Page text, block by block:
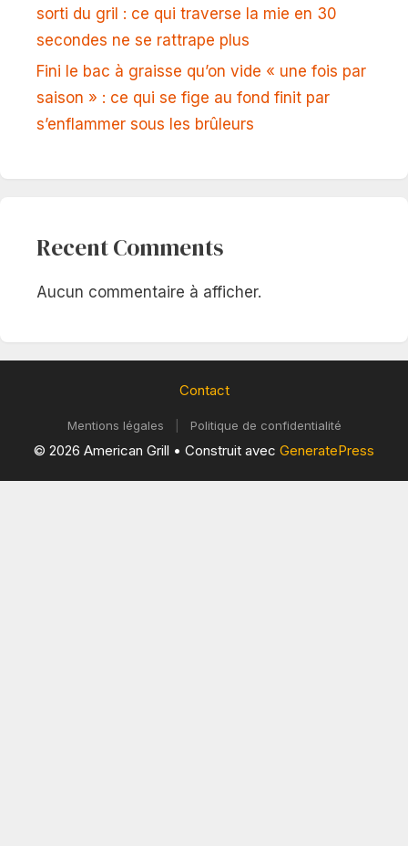
sorti du gril : ce qui traverse la mie en 30
secondes ne se rattrape plus
Fini le bac à graisse qu’on vide « une fois par
saison » : ce qui se fige au fond finit par
s’enflammer sous les brûleurs
Recent Comments
Aucun commentaire à afficher.
Contact
Mentions légales Politique de confidentialité
© 2026 American Grill • Construit avec GeneratePress